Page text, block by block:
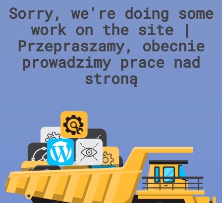
Sorry, we're doing some
work on the site |
Przepraszamy, obecnie
prowadzimy prace nad
stroną